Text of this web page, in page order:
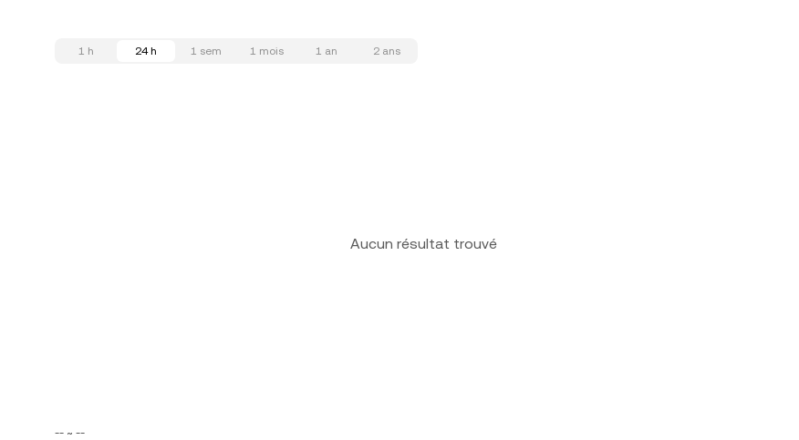
1 h 24 h 1 sem 1 mois 1 an 2 ans
Aucun résultat trouvé
-- ~ --